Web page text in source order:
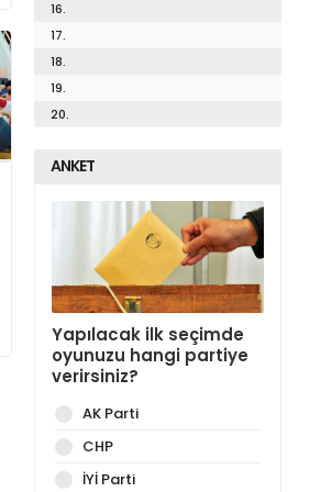
16.
17.
18.
19.
20.
ANKET
Yapılacak ilk seçimde
oyunuzu hangi partiye
verirsiniz?
AK Parti
CHP
İYİ Parti